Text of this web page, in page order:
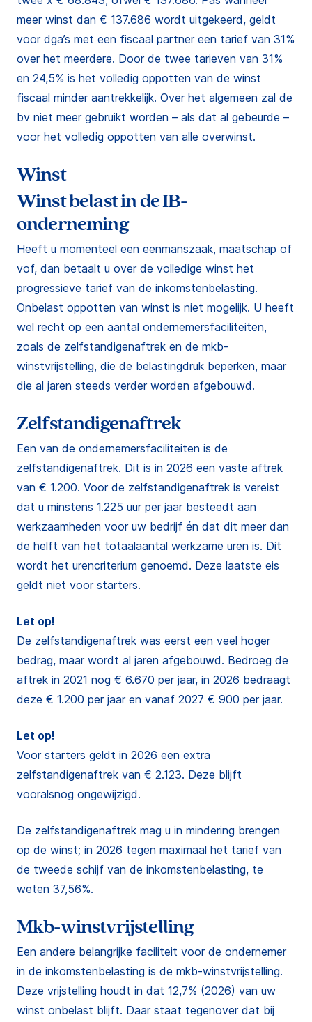
meer winst dan € 137.686 wordt uitgekeerd, geldt
voor dga’s met een fiscaal partner een tarief van 31%
over het meerdere. Door de twee tarieven van 31%
en 24,5% is het volledig oppotten van de winst
fiscaal minder aantrekkelijk. Over het algemeen zal de
bv niet meer gebruikt worden – als dat al gebeurde –
voor het volledig oppotten van alle overwinst.
Winst
Winst belast in de IB-
onderneming
Heeft u momenteel een eenmanszaak, maatschap of
vof, dan betaalt u over de volledige winst het
progressieve tarief van de inkomstenbelasting.
Onbelast oppotten van winst is niet mogelijk. U heeft
wel recht op een aantal ondernemersfaciliteiten,
zoals de zelfstandigenaftrek en de mkb-
winstvrijstelling, die de belastingdruk beperken, maar
die al jaren steeds verder worden afgebouwd.
Zelfstandigenaftrek
Een van de ondernemersfaciliteiten is de
zelfstandigenaftrek. Dit is in 2026 een vaste aftrek
van € 1.200. Voor de zelfstandigenaftrek is vereist
dat u minstens 1.225 uur per jaar besteedt aan
werkzaamheden voor uw bedrijf én dat dit meer dan
de helft van het totaalaantal werkzame uren is. Dit
wordt het urencriterium genoemd. Deze laatste eis
geldt niet voor starters.
Let op!
De zelfstandigenaftrek was eerst een veel hoger
bedrag, maar wordt al jaren afgebouwd. Bedroeg de
aftrek in 2021 nog € 6.670 per jaar, in 2026 bedraagt
deze € 1.200 per jaar en vanaf 2027 € 900 per jaar.
Let op!
Voor starters geldt in 2026 een extra
zelfstandigenaftrek van € 2.123. Deze blijft
vooralsnog ongewijzigd.
De zelfstandigenaftrek mag u in mindering brengen
op de winst; in 2026 tegen maximaal het tarief van
de tweede schijf van de inkomstenbelasting, te
weten 37,56%.
Mkb-winstvrijstelling
Een andere belangrijke faciliteit voor de ondernemer
in de inkomstenbelasting is de mkb-winstvrijstelling.
Deze vrijstelling houdt in dat 12,7% (2026) van uw
winst onbelast blijft. Daar staat tegenover dat bij